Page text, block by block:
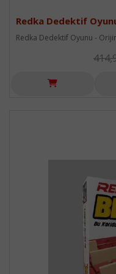
Redka Dedektif
Redka Dedektif Oyunu -